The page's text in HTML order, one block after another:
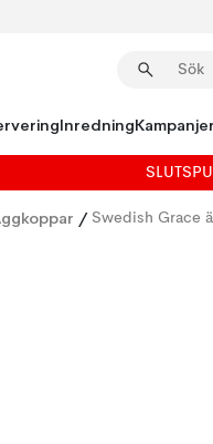
InredningKampanjer
/ Swedish Grace